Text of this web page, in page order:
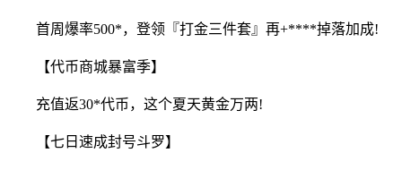
首周爆率500*，登领『打金三件套』再+****掉落加成!
【代币商城暴富季】
充值返30*代币，这个夏天黄金万两!
【七日速成封号斗罗】